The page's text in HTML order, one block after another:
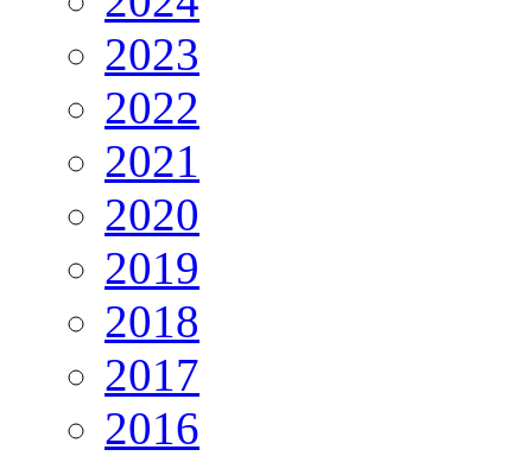
2023
2022
2021
2020
2019
2018
2017
2016